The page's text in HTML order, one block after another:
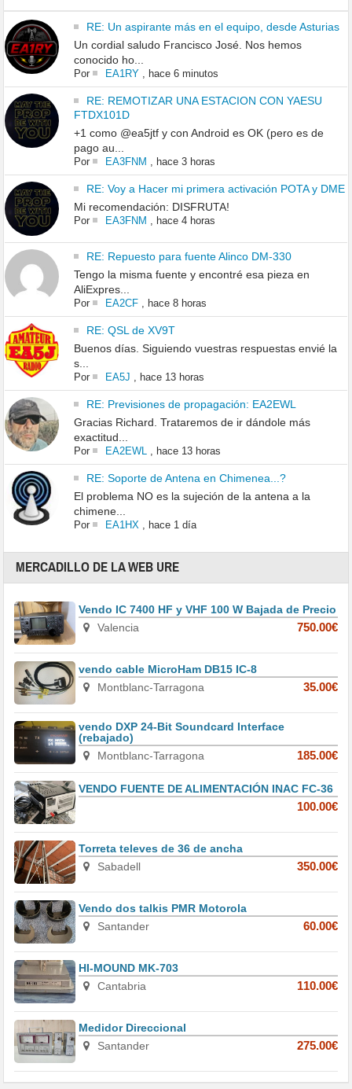
RE: Un aspirante más en el equipo, desde Asturias
Un cordial saludo Francisco José. Nos hemos
conocido ho...
Por EA1RY, hace 6 minutos
RE: REMOTIZAR UNA ESTACION CON YAESU
FTDX101D
+1 como @ea5jtf y con Android es OK (pero es de
pago au...
Por EA3FNM hace 3 horas
RE: Voy a Hacer mi primera activación POTA y DME
Mi recomendación: DISFRUTA!
Por EA3FNM hace 4 horas
RE: Repuesto para fuente Alinco DM-330
Tengo la misma fuente y encontré esa pieza en
AliExpres...
Por EA2CF, hace 8 horas
RE: QSL de XV9T
Buenos días. Siguiendo vuestras respuestas envié la
s...
Por EA5J hace 13 horas
RE: Previsiones de propagación: EA2EWL
Gracias Richard. Trataremos de ir dándole más
exactitud...
Por EA2EWL hace 13 horas
RE: Soporte de Antena en Chimenea...?
El problema NO es la sujeción de la antena a la
chimene...
Por EA1HX hace 1 día
MERCADILLO DE LA WEB URE
Vendo IC 7400 HF y VHF 100 W Bajada de Precio
Valencia
750.00€
vendo cable MicroHam DB15 IC-8
Montblanc-Tarragona
35.00€
vendo DXP 24-Bit Soundcard Interface
(rebajado)
Montblanc-Tarragona
185.00€
VENDO FUENTE DE ALIMENTACIÓN INAC FC-36
100.00€
Torreta televes de 36 de ancha
Sabadell
350.00€
Vendo dos talkis PMR Motorola
Santander
60.00€
HI-MOUND MK-703
Cantabria
110.00€
Medidor Direccional
Santander
275.00€